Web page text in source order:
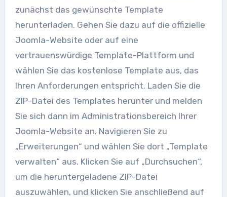
zunächst das gewünschte Template
herunterladen. Gehen Sie dazu auf die offizielle
Joomla-Website oder auf eine
vertrauenswürdige Template-Plattform und
wählen Sie das kostenlose Template aus, das
Ihren Anforderungen entspricht. Laden Sie die
ZIP-Datei des Templates herunter und melden
Sie sich dann im Administrationsbereich Ihrer
Joomla-Website an. Navigieren Sie zu
„Erweiterungen“ und wählen Sie dort „Template
verwalten“ aus. Klicken Sie auf „Durchsuchen“,
um die heruntergeladene ZIP-Datei
auszuwählen, und klicken Sie anschließend auf